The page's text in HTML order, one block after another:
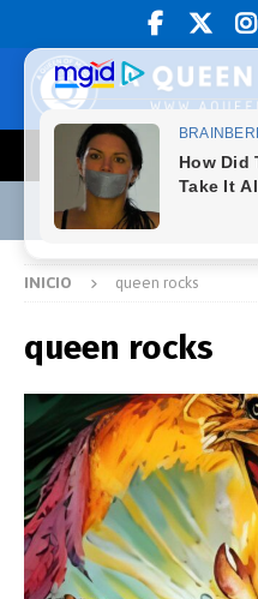
INICIO queen rocks
queen rocks